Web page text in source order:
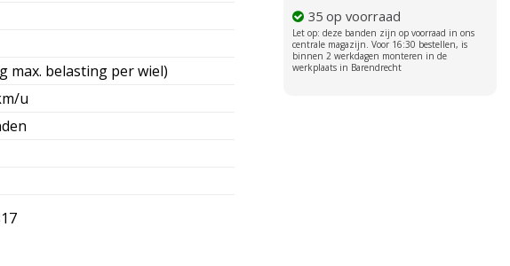
max. belasting per wiel)
u
35 op voorraad